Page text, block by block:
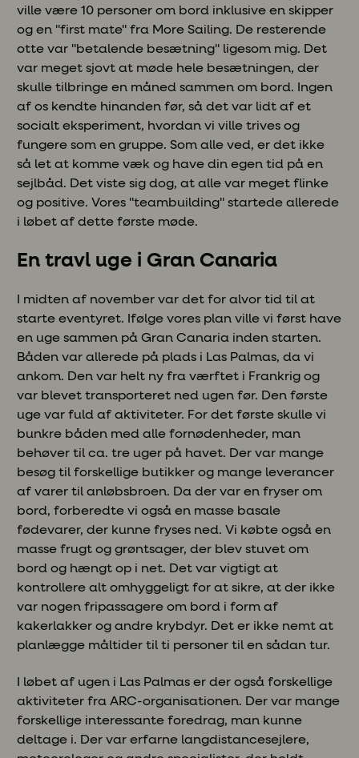
ville være 10 personer om bord inklusive en skipper
og en "first mate" fra More Sailing. De resterende
otte var "betalende besætning" ligesom mig. Det
var meget sjovt at møde hele besætningen, der
skulle tilbringe en måned sammen om bord. Ingen
af os kendte hinanden før, så det var lidt af et
socialt eksperiment, hvordan vi ville trives og
fungere som en gruppe. Som alle ved, er det ikke
så let at komme væk og have din egen tid på en
sejlbåd. Det viste sig dog, at alle var meget flinke
og positive. Vores "teambuilding" startede allerede
i løbet af dette første møde.
En travl uge i Gran Canaria
I midten af november var det for alvor tid til at
starte eventyret. Ifølge vores plan ville vi først have
en uge sammen på Gran Canaria inden starten.
Båden var allerede på plads i Las Palmas, da vi
ankom. Den var helt ny fra værftet i Frankrig og
var blevet transporteret ned ugen før. Den første
uge var fuld af aktiviteter. For det første skulle vi
bunkre båden med alle fornødenheder, man
behøver til ca. tre uger på havet. Der var mange
besøg til forskellige butikker og mange leverancer
af varer til anløbsbroen. Da der var en fryser om
bord, forberedte vi også en masse basale
fødevarer, der kunne fryses ned. Vi købte også en
masse frugt og grøntsager, der blev stuvet om
bord og hængt op i net. Det var vigtigt at
kontrollere alt omhyggeligt for at sikre, at der ikke
var nogen fripassagere om bord i form af
kakerlakker og andre krybdyr. Det er ikke nemt at
planlægge måltider til ti personer til en sådan tur.
I løbet af ugen i Las Palmas er der også forskellige
aktiviteter fra ARC-organisationen. Der var mange
forskellige interessante foredrag, man kunne
deltage i. Der var erfarne langdistancesejlere,